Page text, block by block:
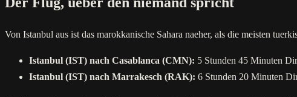
Von Istanbul aus ist das marokkanische Sahara naeher, als die meisten
Istanbul (IST) nach Casablanca (CMN): 5 Stunden 45 Minuten
Istanbul (IST) nach Marrakesch (RAK): 6 Stunden 20 Minuten